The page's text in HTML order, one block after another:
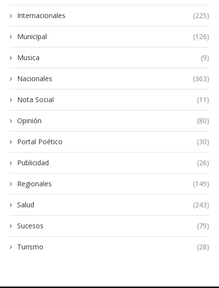
Internacionales (225)
Municipal (126)
Musica (9)
Nacionales (363)
Nota Social (11)
Opinión (80)
Portal Poético (30)
Publicidad (26)
Regionales (149)
Salud (243)
Sucesos (79)
Turismo (28)